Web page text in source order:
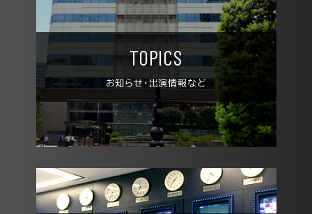
TOPICS
お知らせ・出演情報など